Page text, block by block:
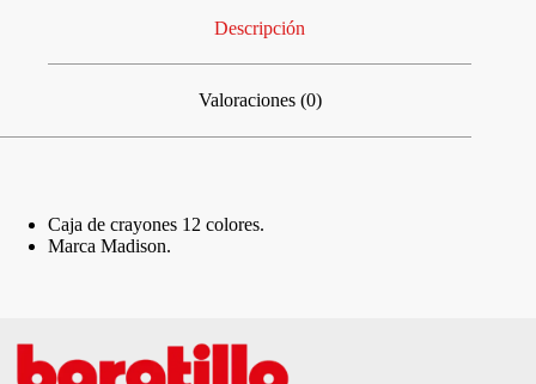
Descripción
Valoraciones (0)
Caja de crayones 12 colores.
Marca Madison.